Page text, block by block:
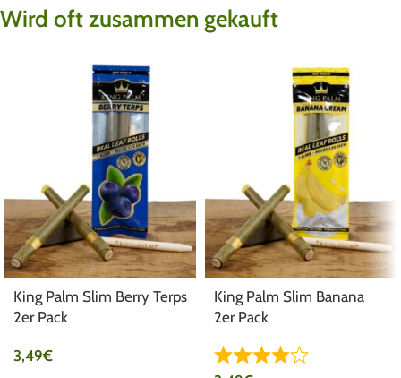
Wird oft zusammen gekauft
King Palm Slim Berry Terps
2er Pack
3,49€
King Palm Slim Banana
2er Pack